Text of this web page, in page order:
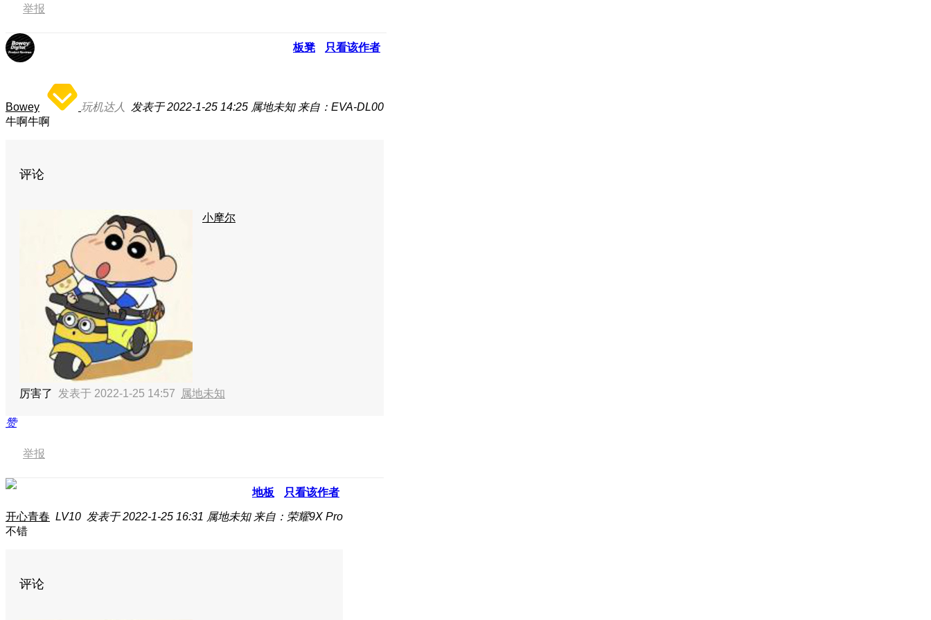
举报
板凳 只看该作者
Bowey 玩机达人 发表于 2022-1-25 14:25 属地未知 来自：EVA-DL00
牛啊牛啊
评论
小摩尔
厉害了 发表于 2022-1-25 14:57 属地未知
赞
举报
地板 只看该作者
开心青春 LV10 发表于 2022-1-25 16:31 属地未知 来自：荣耀9X Pro
不错
评论